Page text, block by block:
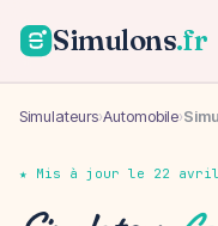
Simulons.fr
Simulateurs›Automobile›
★ Mis à jour le 22 avril